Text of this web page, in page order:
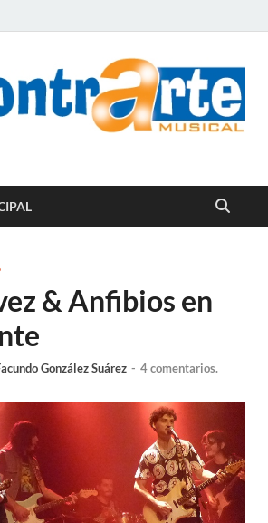
Musical
& Anfibios en
González Suárez - 4 comentarios.